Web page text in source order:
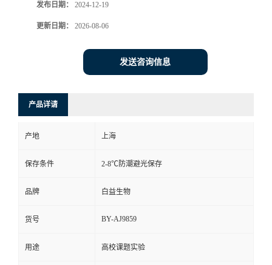
发布日期： 2024-12-19
更新日期： 2026-08-06
发送咨询信息
产品详请
产地 上海
保存条件 2-8℃防潮避光保存
品牌 白益生物
货号 BY-AJ9859
用途 高校课题实验